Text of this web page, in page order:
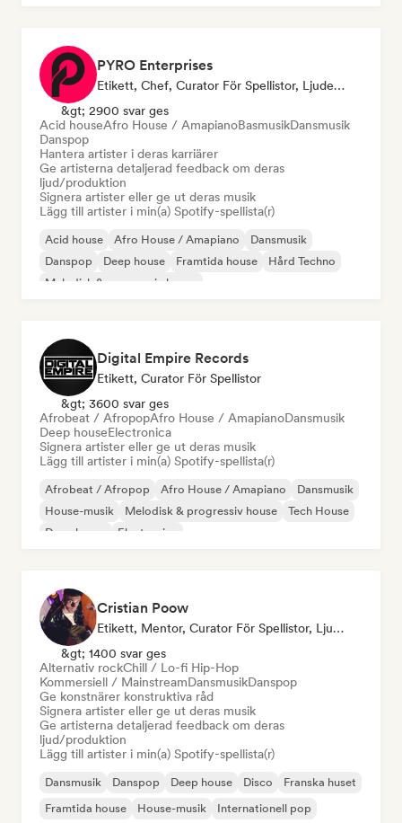
PYRO Enterprises
Etikett, Chef, Curator För Spellistor, Ljudexpert
&gt; 2900 svar ges
Acid houseAfro House / AmapianoBasmusikDansmusik
Danspop
Hantera artister i deras karriärer
Ge artisterna detaljerad feedback om deras
ljud/produktion
Signera artister eller ge ut deras musik
Lägg till artister i min(a) Spotify-spellista(r)
Acid house Afro House / Amapiano
Dansmusik
Danspop
Deep house Framtida house
Hård Techno
Melodisk & progressiv house
Digital Empire Records
Etikett, Curator För Spellistor
&gt; 3600 svar ges
Afrobeat / AfropopAfro House / AmapianoDansmusik
Deep houseElectronica
Signera artister eller ge ut deras musik
Lägg till artister i min(a) Spotify-spellista(r)
Afrobeat / Afropop Afro House / Amapiano
Dansmusik
House-musik
Melodisk & progressiv house
Tech House
Deep house
Electronica
Cristian Poow
Etikett, Mentor, Curator För Spellistor, Ljudexpert
&gt; 1400 svar ges
Alternativ rockChill / Lo-fi Hip-Hop
Kommersiell / MainstreamDansmusikDanspop
Ge konstnärer konstruktiva råd
Signera artister eller ge ut deras musik
Ge artisterna detaljerad feedback om deras
ljud/produktion
Lägg till artister i min(a) Spotify-spellista(r)
Dansmusik Danspop Deep house Disco
Franska huset
Framtida house
House-musik Internationell pop